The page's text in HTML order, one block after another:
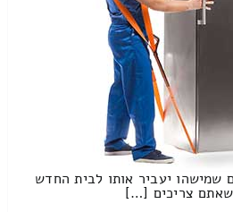
שמישהו יעביר אותו לבית החדש
צריכים […]